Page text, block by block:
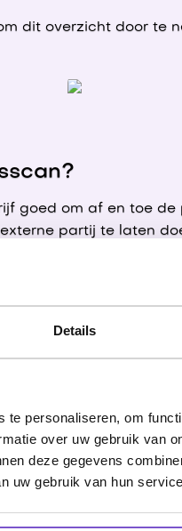
Details
personaliseren, om
over uw gebruik van
deze gegevens
uw gebruik van hun
dit overzicht door te
goed om af en toe
partij te laten
en nu?
verbeterpotentieel
welke
zorgt VionA
kunnen we al snel
met mijn